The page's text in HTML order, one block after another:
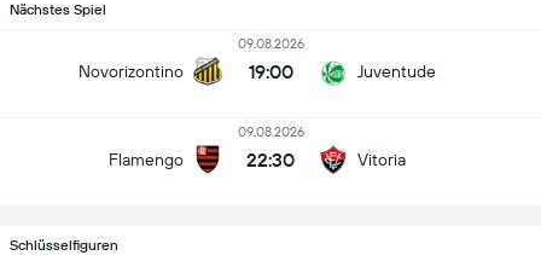
Nächstes Spiel
Novorizontino
09.08.2026
19:00 Juventude
Flamengo
09.08.2026
22:30 Vitoria
Schlüsselfiguren